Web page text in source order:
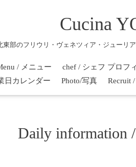
Cucina
東部のフリウリ・ヴェネツィア・ジューリ
/ メニュー chef / シェフ プロフ
日カレンダー
Photo/写真 Recruit
Daily information